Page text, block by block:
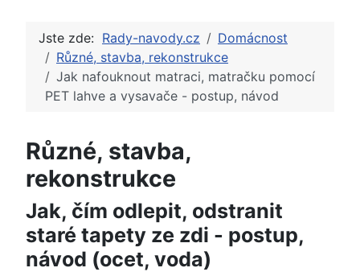
Jste zde: Rady-navody.cz
Domácnost
Různé, stavba, rekonstrukce
Jak nafouknout matraci, matračku pomocí
PET lahve a vysavače - postup, návod
Různé, stavba,
rekonstrukce
Jak, čím odlepit, odstranit
staré tapety ze zdi - postup,
návod (ocet, voda)